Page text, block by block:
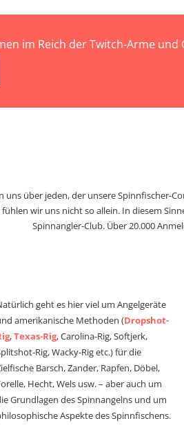
im Reich der Twitch-Arme und
uns über jeden, der unsere Spinnfischer-
fühlen wir uns nicht so allein. In diesem
Spinnangler-Club. Über 20.000
geht es hier viel um Angelgeräte
amerikanische Methoden (Dropshot-
,Texas-Rig, Carolina-Rig, Softjerk,
Rig, Wacky-Rig etc.) für die
Barsch, Zander, Rapfen, Döbel,
Hecht, Wels usw. – aber auch um
Grundlagen des Spinnangelns und um
Aspekte des Spinnfischens.